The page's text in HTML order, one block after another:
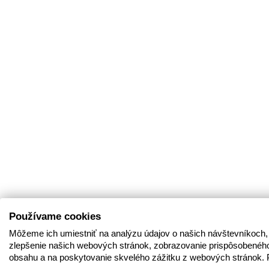
Používame cookies
Môžeme ich umiestniť na analýzu údajov o našich
zlepšenie našich webových stránok, zobrazovanie
obsahu a na poskytovanie skvelého zážitku z webových stránok.